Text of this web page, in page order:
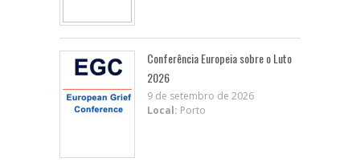
Conferência Europeia sobre o Luto
2026
9 de setembro de 2026
Local: Porto